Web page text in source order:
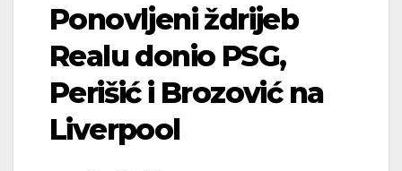
Ponovljeni ždrijeb
Realu donio PSG,
Perišić i Brozović na
Liverpool